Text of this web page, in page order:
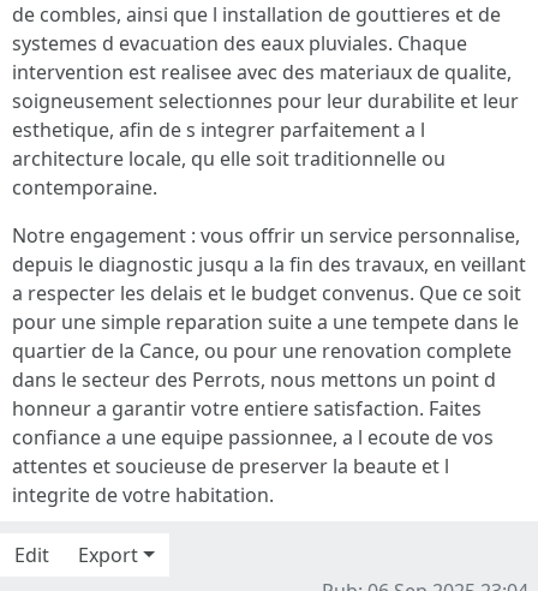
de combles, ainsi que l installation de gouttieres et de
systemes d evacuation des eaux pluviales. Chaque
intervention est realisee avec des materiaux de qualite,
soigneusement selectionnes pour leur durabilite et leur
esthetique, afin de s integrer parfaitement a l
architecture locale, qu elle soit traditionnelle ou
contemporaine.
Notre engagement : vous offrir un service personnalise,
depuis le diagnostic jusqu a la fin des travaux, en veillant
a respecter les delais et le budget convenus. Que ce soit
pour une simple reparation suite a une tempete dans le
quartier de la Cance, ou pour une renovation complete
dans le secteur des Perrots, nous mettons un point d
honneur a garantir votre entiere satisfaction. Faites
confiance a une equipe passionnee, a l ecoute de vos
attentes et soucieuse de preserver la beaute et l
integrite de votre habitation.
Edit
Export